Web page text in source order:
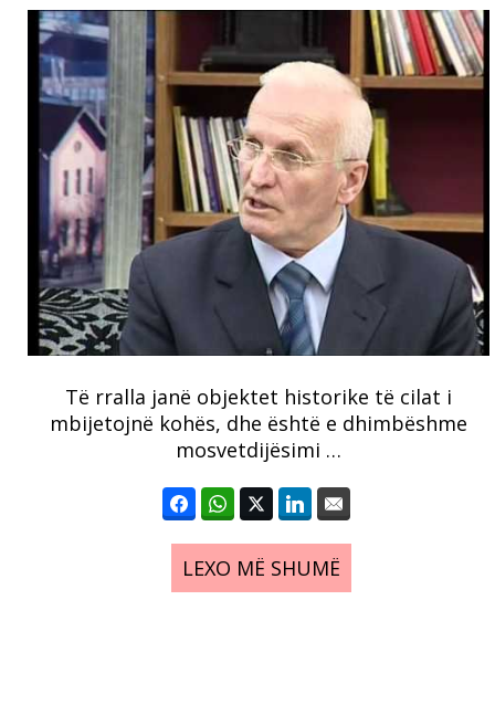
Të rralla janë objektet historike të cilat i
mbijetojnë kohës, dhe është e dhimbëshme
mosvetdijësimi …
LEXO MË SHUMË